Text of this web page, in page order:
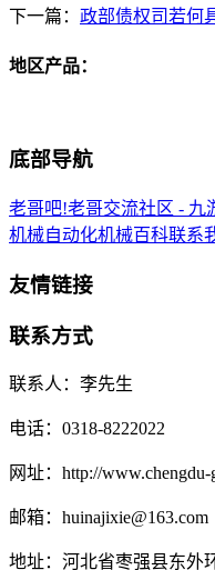
下一篇： 政部债权司若何
地区产品：
底部导航
老哥吧!老哥交流社区 - 九
机械自动化机械百科联系
友情链接
联系方式
联系人：李先生
电话：0318-8222022
网址：http://www.chengdu-
邮箱：huinajixie@163.com
地址：河北省枣强县东外